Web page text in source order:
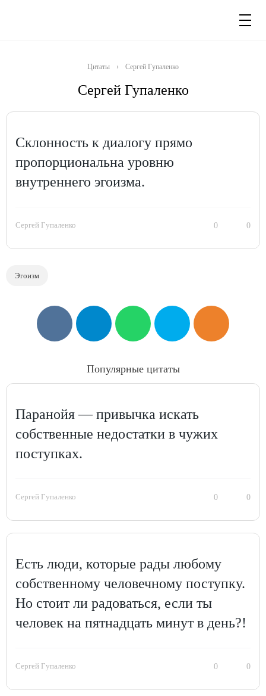
Цитаты › Сергей Гупаленко
Сергей Гупаленко
Склонность к диалогу прямо
пропорциональна уровню
внутреннего эгоизма.
Сергей Гупаленко 0 0
Эгоизм
Популярные цитаты
Паранойя — привычка искать
собственные недостатки в чужих
поступках.
Сергей Гупаленко 0 0
Есть люди, которые рады любому
собственному человечному поступку.
Но стоит ли радоваться, если ты
человек на пятнадцать минут в день?!
Сергей Гупаленко 0 0